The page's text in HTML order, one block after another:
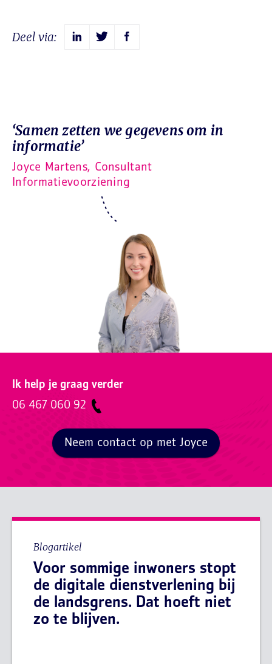
Deel via:
‘Samen zetten we gegevens om in
informatie’
Joyce Martens, Consultant
Informatievoorziening
Ik help je graag verder
06 467 060 92
Neem contact op met Joyce
Blogartikel
Voor sommige inwoners stopt
de digitale dienstverlening bij
de landsgrens. Dat hoeft niet
zo te blijven.